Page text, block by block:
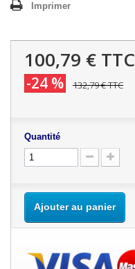
Imprimer
100,79 € TTC
-24 % 132,79 €TTC
Quantité
Ajouter au panier